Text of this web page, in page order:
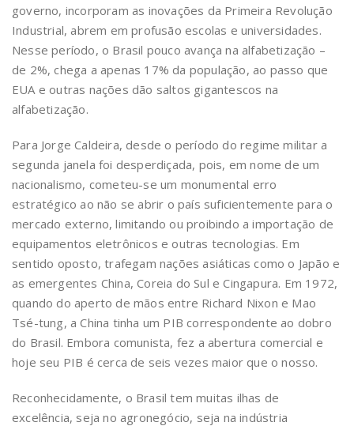
governo, incorporam as inovações da Primeira Revolução
Industrial, abrem em profusão escolas e universidades.
Nesse período, o Brasil pouco avança na alfabetização –
de 2%, chega a apenas 17% da população, ao passo que
EUA e outras nações dão saltos gigantescos na
alfabetização.
Para Jorge Caldeira, desde o período do regime militar a
segunda janela foi desperdiçada, pois, em nome de um
nacionalismo, cometeu-se um monumental erro
estratégico ao não se abrir o país suficientemente para o
mercado externo, limitando ou proibindo a importação de
equipamentos eletrônicos e outras tecnologias. Em
sentido oposto, trafegam nações asiáticas como o Japão e
as emergentes China, Coreia do Sul e Cingapura. Em 1972,
quando do aperto de mãos entre Richard Nixon e Mao
Tsé-tung, a China tinha um PIB correspondente ao dobro
do Brasil. Embora comunista, fez a abertura comercial e
hoje seu PIB é cerca de seis vezes maior que o nosso.
Reconhecidamente, o Brasil tem muitas ilhas de
excelência, seja no agronegócio, seja na indústria